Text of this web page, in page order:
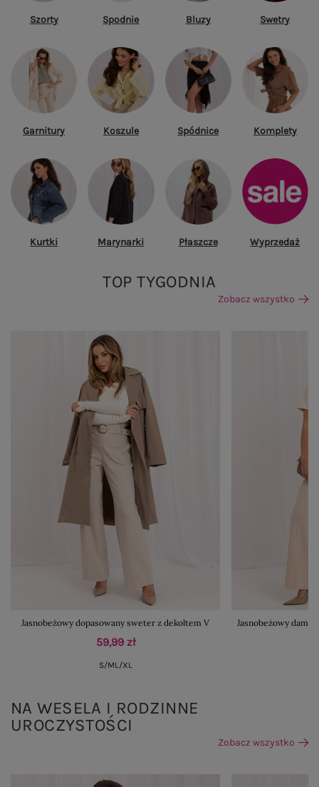
Szorty Spodnie Bluzy Swetry
Garnitury Koszule Spódnice Komplety
Kurtki Marynarki Płaszcze Wyprzedaż
TOP TYGODNIA
Zobacz wszystko
Jasnobeżowy dopasowany sweter z dekoltem V
59,99 zł
S/ML/XL
Jasnobeżowy
NA WESELA I RODZINNE
UROCZYSTOŚCI
Zobacz wszystko